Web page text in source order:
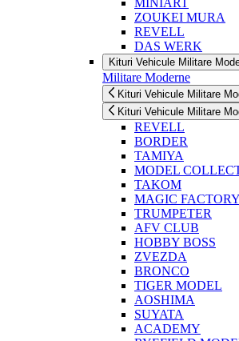
MINIART
ZOUKEI MURA
REVELL
DAS WERK
Kituri Vehicule Militare
Militare Moderne
Kituri Vehicule Militare
Kituri Vehicule Militare
REVELL
BORDER
TAMIYA
MODEL
TAKOM
MAGIC FACTORY
TRUMPETER
AFV CLUB
HOBBY BOSS
ZVEZDA
BRONCO
TIGER MODEL
AOSHIMA
SUYATA
ACADEMY